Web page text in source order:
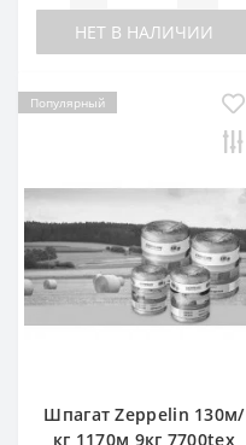
НЕТ В НАЛИЧИИ
Популярный
Шпагат Zeppelin 130м/
кг 1170м 9кг 7700tex